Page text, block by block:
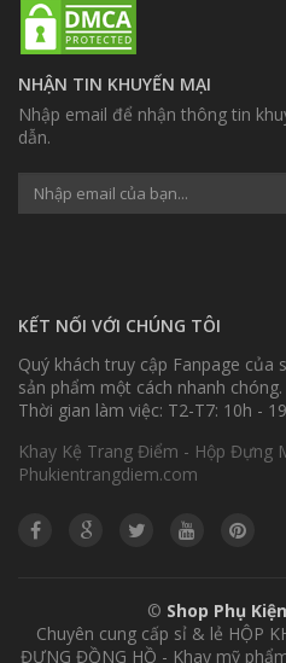
NHẬN TIN KHUYẾN MẠI
Nhập email để nhận thông tin
dẫn.
KẾT NỐI VỚI CHÚNG TÔI
Quý khách truy cập Fanpage
sản phẩm một cách nhanh chóng.
Thời gian làm việc: T2-T7: 10h -
Khay Kệ Trang Điểm - Hộp Đựng
Phukientrangdiem.com
© Shop Phụ
Chuyên cung cấp sỉ & lẻ HỘP
ĐỰNG ĐỒNG HỒ - Khay mỹ